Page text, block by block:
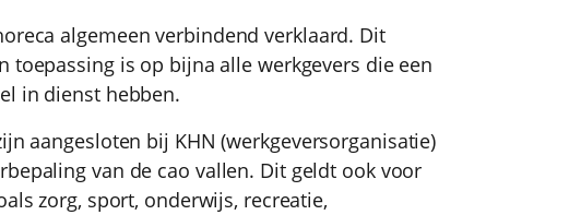
algemeen verbindend verklaard. Dit
toepassing is op bijna alle werkgevers die een
in dienst hebben.
aangesloten bij KHN (werkgeversorganisatie)
van de cao vallen. Dit geldt ook voor
zorg, sport, onderwijs, recreatie,